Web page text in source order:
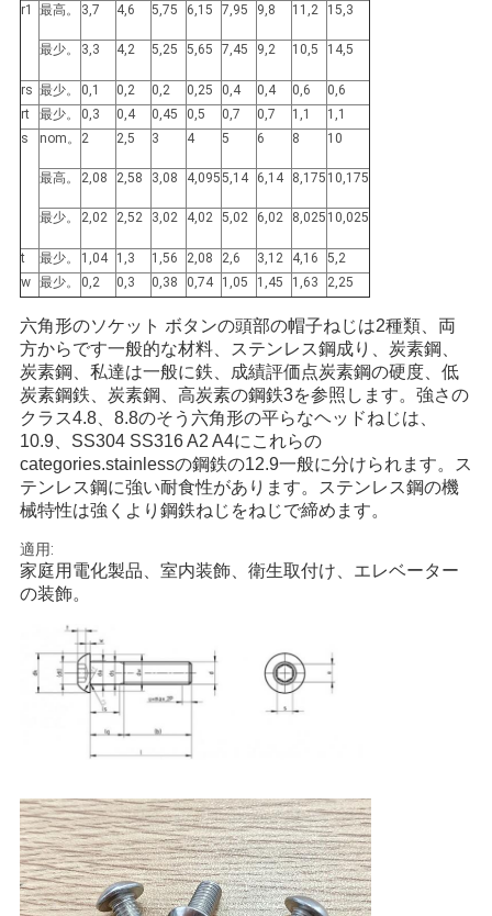
し
な
さ
い
地
図
PRIVACY
POLICY
r1 最高。 3,7 4,6 5,75 6,15 7,95 9,8 11,2 15,3
最少。 3,3 4,2 5,25 5,65 7,45 9,2 10,5 14,5
rs 最少。 0,1 0,2 0,2 0,25 0,4 0,4 0,6
0,6
rt
最少。 0,3 0,4 0,45 0,5 0,7 0,7 1,1
1,1
s
nom。 2 2,5 3 4 5 6 8 10
最高。 2,08 2,58 3,08 4,0955,14 6,14 8,175 10,175
最少。 2,02 2,52 3,02 4,02 5,02 6,02 8,025 10,025
t 最少。 1,04 1,3 1,56 2,08 2,6 3,12 4,16
5,2
w 最少。 0,2 0,3 0,38 0,74 1,05 1,45 1,63 2,25
六角形のソケット ボタンの頭部の帽子ねじは2種類、両
方からです一般的な材料、ステンレス鋼成り、炭素鋼、
炭素鋼、私達は一般に鉄、成績評価点炭素鋼の硬度、低
炭素鋼鉄、炭素鋼、高炭素の鋼鉄3を参照します。強さの
クラス4.8、8.8のそう六角形の平らなヘッドねじは、
10.9、 SS304 SS316 A2 A4にこれらの
categories.stainlessの鋼鉄の12.9一般に分けられます。ス
テンレス鋼に強い耐食性があります。ステンレス鋼の機
械特性は強くより鋼鉄ねじをねじで締めます。
適用:
家庭用電化製品、室内装飾、衛生取付け、エレベーター
の装飾。